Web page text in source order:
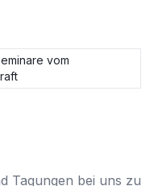
vom
Tagungen bei uns zu